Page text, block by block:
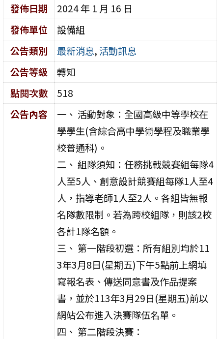
發佈日期
2024 年 1 月 16 日
發佈單位
設備組
公告類別
最新消息, 活動訊息
公告等級
轉知
點閱次數
518
公告內容
一、 活動對象：全國高級中等學校在
學學生(含綜合高中學術學程及職業學
校普通科)。
二、 組隊須知：任務挑戰競賽組每隊4
人至5人、創意設計競賽組每隊1人至4
人，指導老師1人至2人。各組皆無報
名隊數限制。若為跨校組隊，則該2校
各計1隊名額。
三、 第一階段初選：所有組別均於11
3年3月8日(星期五)下午5點前上網填
寫報名表、傳送同意書及作品提案
書，並於113年3月29日(星期五)前以
網站公布進入決賽隊伍名單。
四、 第二階段決賽：